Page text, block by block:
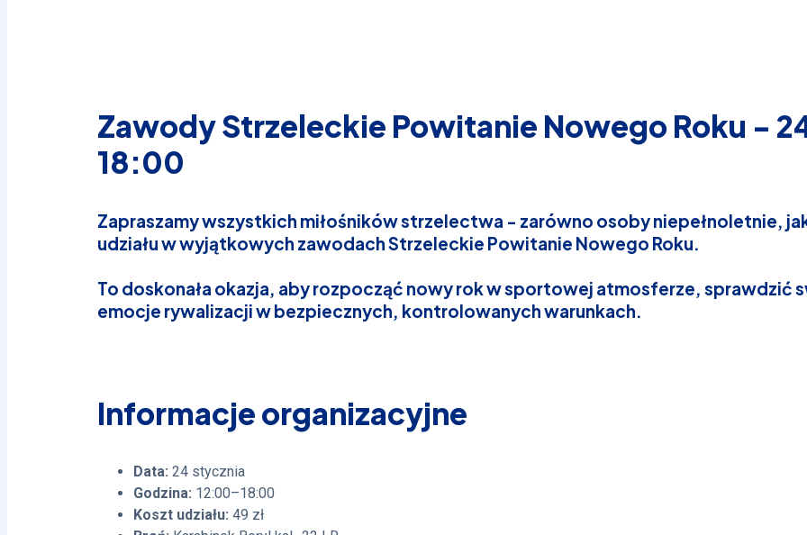
Zawody Strzeleckie Powitanie Nowego Roku -
18:00
Zapraszamy wszystkich miłośników strzelectwa - zarówno osoby niepełnoletnie,
udziału w wyjątkowych zawodach Strzeleckie Powitanie Nowego Roku.
To doskonała okazja, aby rozpocząć nowy rok w sportowej atmosferze, sprawdzić
emocje rywalizacji w bezpiecznych, kontrolowanych warunkach.
Informacje organizacyjne
Data: 24 stycznia
Godzina: 12:00–18:00
Koszt udziału: 49 zł